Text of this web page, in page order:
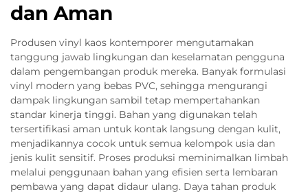
dan Aman
Produsen vinyl kaos kontemporer mengutamakan
tanggung jawab lingkungan dan keselamatan pengguna
dalam pengembangan produk mereka. Banyak formulasi
vinyl modern yang bebas PVC, sehingga mengurangi
dampak lingkungan sambil tetap mempertahankan
standar kinerja tinggi. Bahan yang digunakan telah
tersertifikasi aman untuk kontak langsung dengan kulit,
menjadikannya cocok untuk semua kelompok usia dan
jenis kulit sensitif. Proses produksi meminimalkan limbah
melalui penggunaan bahan yang efisien serta lembaran
pembawa yang dapat didaur ulang. Daya tahan produk